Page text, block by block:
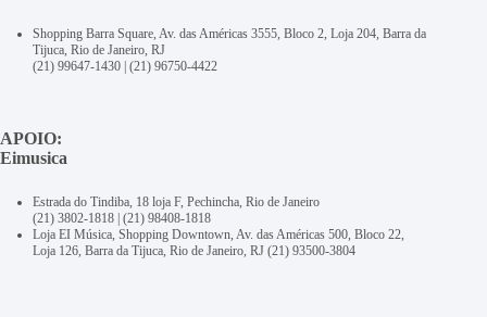
Shopping Barra Square, Av. das Américas 3555, Bloco 2, Loja 204, Barra da
Tijuca, Rio de Janeiro, RJ
(21) 99647-1430 | (21) 96750-4422
APOIO:
Eimusica
Estrada do Tindiba, 18 loja F, Pechincha, Rio de Janeiro
(21) 3802-1818 | (21) 98408-1818
Loja EI Música, Shopping Downtown, Av. das Américas 500, Bloco 22,
Loja 126, Barra da Tijuca, Rio de Janeiro, RJ (21) 93500-3804